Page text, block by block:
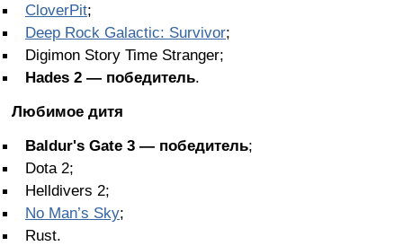
CloverPit;
Deep Rock Galactic: Survivor;
Digimon Story Time Stranger;
Hades 2 — победитель.
Любимое дитя
Baldur's Gate 3 — победитель;
Dota 2;
Helldivers 2;
No Man’s Sky;
Rust.